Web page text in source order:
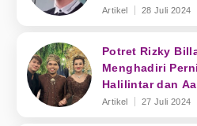
Artikel 28 Juli 2024
Potret Rizky
Menghadiri
Halilintar dan
Artikel 27 Juli 2024